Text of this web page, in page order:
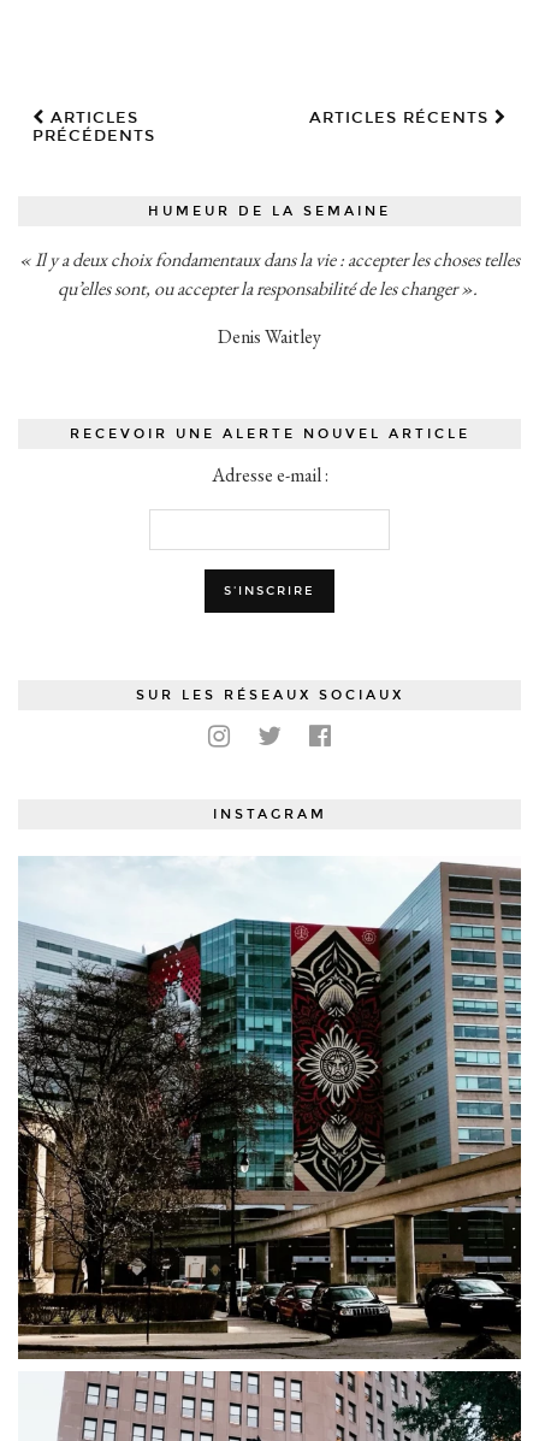
ARTICLES
PRÉCÉDENTS
ARTICLES RÉCENTS
HUMEUR DE LA SEMAINE
« Il y a deux choix fondamentaux dans la vie : accepter les choses telles
qu’elles sont, ou accepter la responsabilité de les changer ».
Denis Waitley
RECEVOIR UNE ALERTE NOUVEL ARTICLE
Adresse e-mail :
SUR LES RÉSEAUX SOCIAUX
INSTAGRAM